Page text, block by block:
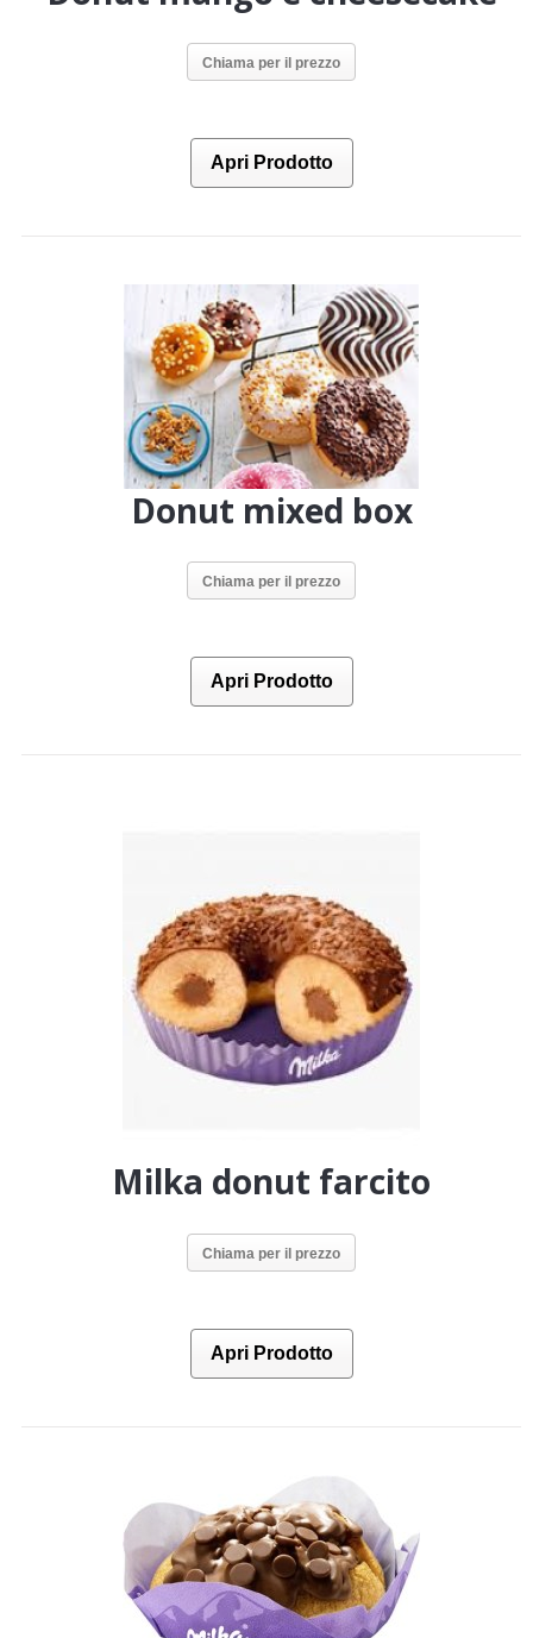
Chiama per il prezzo
Apri Prodotto
Donut mixed box
Chiama per il prezzo
Apri Prodotto
Milka donut farcito
Chiama per il prezzo
Apri Prodotto